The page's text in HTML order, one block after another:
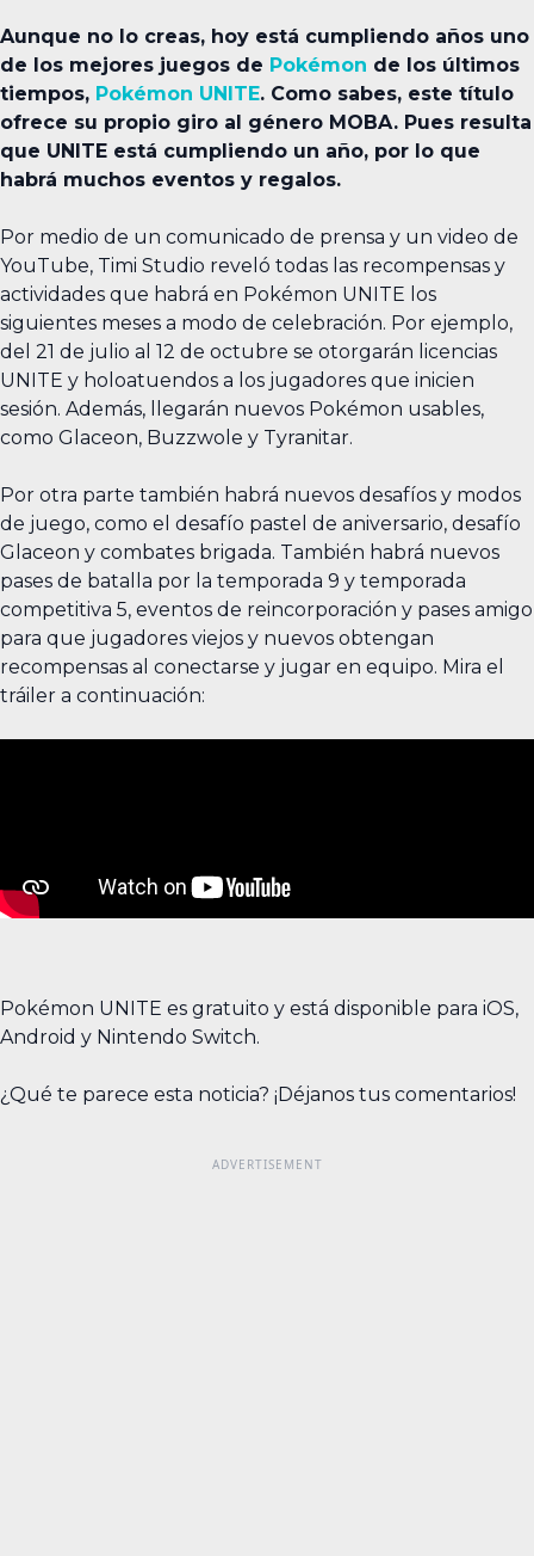
Aunque no lo creas, hoy está cumpliendo años uno
de los mejores juegos de Pokémon de los últimos
tiempos, Pokémon UNITE. Como sabes, este título
ofrece su propio giro al género MOBA. Pues resulta
que UNITE está cumpliendo un año, por lo que
habrá muchos eventos y regalos.
Por medio de un comunicado de prensa y un video de
YouTube, Timi Studio reveló todas las recompensas y
actividades que habrá en Pokémon UNITE los
siguientes meses a modo de celebración. Por ejemplo,
del 21 de julio al 12 de octubre se otorgarán licencias
UNITE y holoatuendos a los jugadores que inicien
sesión. Además, llegarán nuevos Pokémon usables,
como Glaceon, Buzzwole y Tyranitar.
Por otra parte también habrá nuevos desafíos y modos
de juego, como el desafío pastel de aniversario, desafío
Glaceon y combates brigada. También habrá nuevos
pases de batalla por la temporada 9 y temporada
competitiva 5, eventos de reincorporación y pases amigo
para que jugadores viejos y nuevos obtengan
recompensas al conectarse y jugar en equipo. Mira el
tráiler a continuación:
Pokémon UNITE es gratuito y está disponible para iOS,
Android y Nintendo Switch.
¿Qué te parece esta noticia? ¡Déjanos tus comentarios!